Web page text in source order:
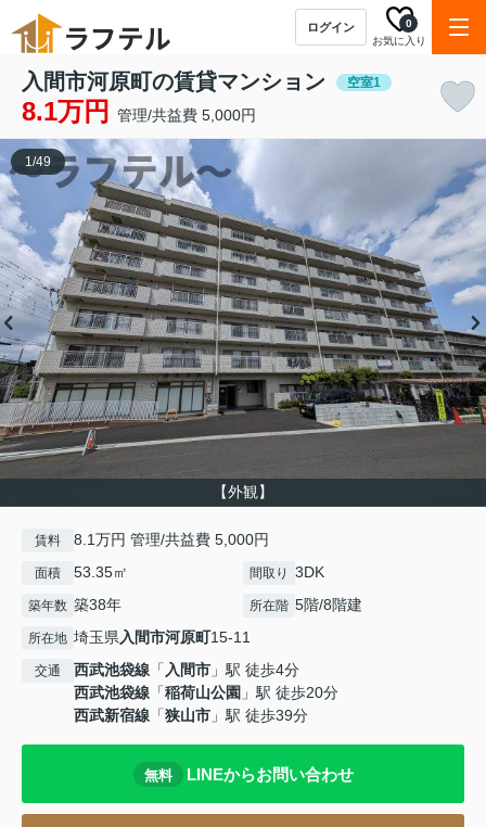
ログイン
お気に入り
0
入間市河原町の賃貸マンション 空室1
8.1万円 管理/共益費 5,000円
【外観】
1/49
賃料 8.1万円 管理/共益費 5,000円
面積 53.35㎡ 間取り 3DK
築年数 築38年 所在階 5階/8階建
所在地 埼玉県入間市河原町15-11
交通 西武池袋線 「入間市 」駅 徒歩4分
西武池袋線 「稲荷山公園 」駅 徒歩20分
西武新宿線 「狭山市 」駅 徒歩39分
無料 LINEからお問い合わせ